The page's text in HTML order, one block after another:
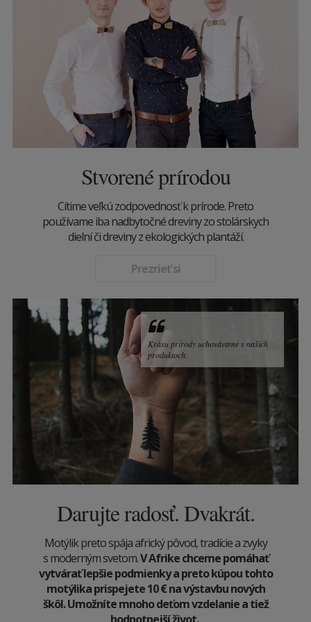
Stvorené prírodou
Cítime veľkú zodpovednosť k prírode. Preto
používame iba nadbytočné dreviny zo stolárskych
dielní či dreviny z ekologických plantáží.
Prezrieť si
Krásu prírody uchovávame v našich
produktoch.
Darujte radosť. Dvakrát.
Motýlik preto spája africký pôvod, tradície a zvyky
s moderným svetom.V Afrike chceme pomáhať
vytvárať lepšie podmienky a preto kúpou tohto
motýlika prispejete 10€na výstavbu nových
škôl. Umožníte mnoho deťom vzdelanie a tiež